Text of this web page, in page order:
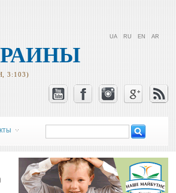
3:103)
UA RU EN AR
Форма поиска